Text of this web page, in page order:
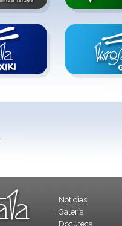
Noticias
Galería
Docuteca